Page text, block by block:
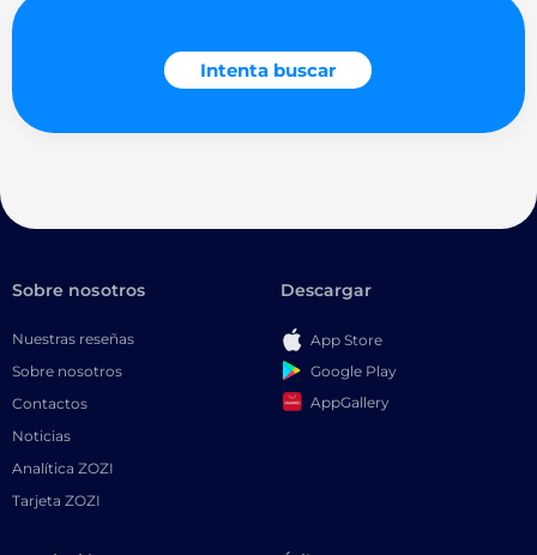
Intenta buscar
Sobre nosotros
Nuestras reseñas
Sobre nosotros
Contactos
Noticias
Analítica ZOZI
Tarjeta ZOZI
Descargar
App Store
Google Play
AppGallery